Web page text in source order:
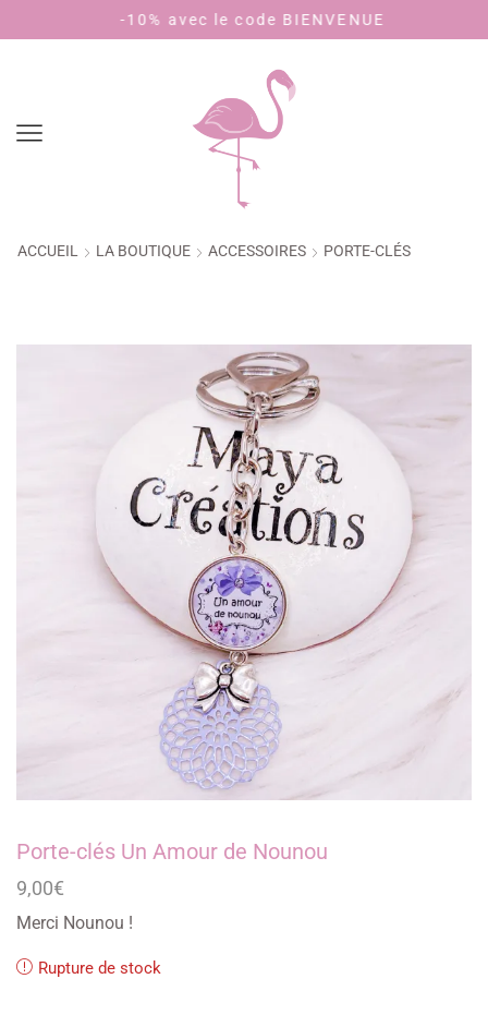
-10% avec le code BIENVENUE
ACCUEIL LA BOUTIQUE ACCESSOIRES PORTE-CLÉS
Porte-clés Un Amour de Nounou
9,00€
Merci Nounou !
Rupture de stock